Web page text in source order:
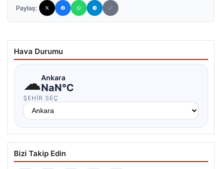
Paylaş:
Hava Durumu
☁Ankara
NaN°C
ŞEHIR SEÇ
Bizi Takip Edin